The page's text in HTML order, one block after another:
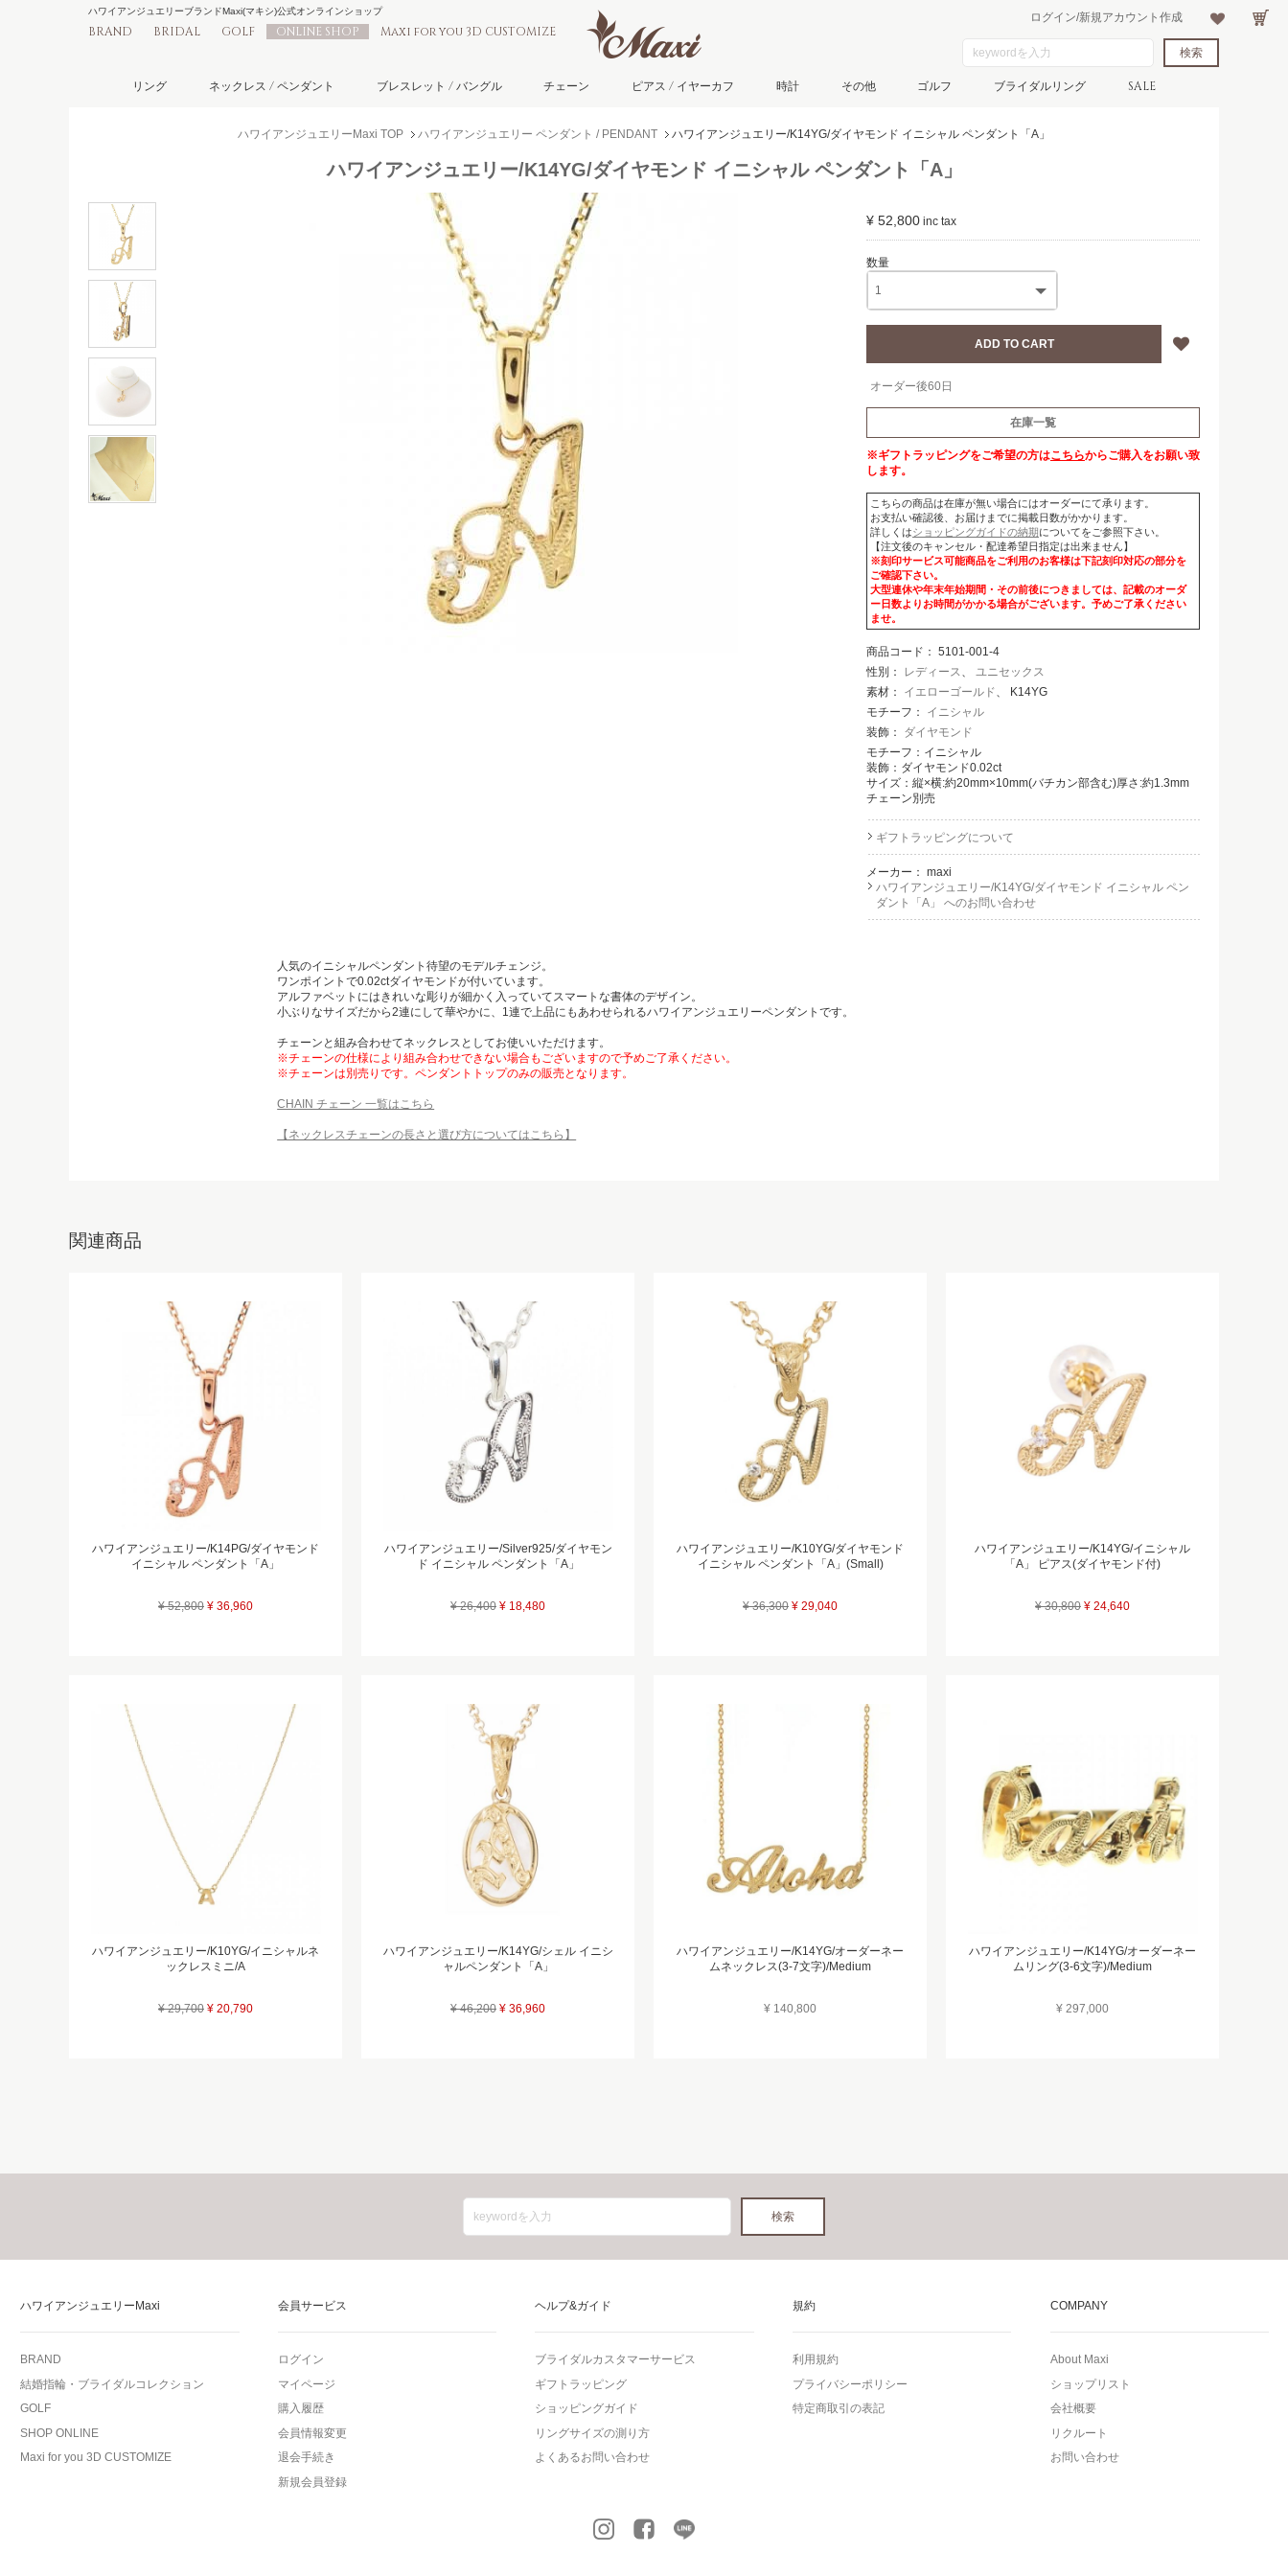
BRAND BRIDAL GOLF ONLINE SHOP Maxi for you 3D CUSTOMIZE
ハワイアンジュエリーブランドMaxi(マキシ)公式オンラインショップ
リング ネックレス / ペンダント ブレスレット / バングル チェーン ピアス / イヤーカフ 時計 その他 ゴルフ ブライダルリング SALE
ハワイアンジュエリーMaxi TOP ハワイアンジュエリー ペンダント / PENDANT ハワイアンジュエリー/K14YG/ダイヤモンド イニシャル ペンダント「A」
ハワイアンジュエリー/K14YG/ダイヤモンド イニシャル ペンダント「A」
¥ 52,800
オーダー後60日
在庫一覧
※ギフトラッピングをご希望の方はこちらからご購入をお願い致
します。
こちらの商品は在庫が無い場合にはオーダーにて承ります。
お支払い確認後、お届けまでに掲載日数がかかります。
詳しくはショッピングガイドの納期についてをご参照下さい。
【注文後のキャンセル・配達希望日指定は出来ません】
※刻印サービス可能商品をご利用のお客様は下記刻印対応の部分を
ご確認下さい。
大型連休や年末年始期間・その前後につきましては、記載のオーダ
ー日数よりお時間がかかる場合がございます。予めご了承ください
ませ。
商品コード： 5101-001-4
性別：
レディース、 ユニセックス
素材： イエローゴールド、 K14YG
モチーフ： イニシャル
装飾： ダイヤモンド
モチーフ：イニシャル
装飾：ダイヤモンド0.02ct
サイズ：縦×横:約20mm×10mm(バチカン部含む)厚さ:約1.3mm
チェーン別売
ギフトラッピングについて
メーカー： maxi
ハワイアンジュエリー/K14YG/ダイヤモンド イニシャル ペン
ダント「A」 へのお問い合わせ
人気のイニシャルペンダント待望のモデルチェンジ。
ワンポイントで0.02ctダイヤモンドが付いています。
アルファベットにはきれいな彫りが細かく入っていてスマートな書体のデザイン。
小ぶりなサイズだから2連にして華やかに、1連で上品にもあわせられるハワイアンジュエリーペンダントです。
チェーンと組み合わせてネックレスとしてお使いいただけます。
※チェーンの仕様により組み合わせできない場合もございますので予めご了承ください。
※チェーンは別売りです。ペンダントトップのみの販売となります。
CHAIN チェーン 一覧はこちら
【ネックレスチェーンの長さと選び方についてはこちら】
関連商品
ハワイアンジュエリー/K14PG/ダイヤモンド
イニシャル ペンダント「A」
¥ 52,800 ¥ 36,960
ハワイアンジュエリー/Silver925/ダイヤモン
ド イニシャル ペンダント「A」
¥ 26,400 ¥ 18,480
ハワイアンジュエリー/K10YG/ダイヤモンド
イニシャル ペンダント「A」(Small)
¥ 36,300 ¥ 29,040
ハワイアンジュエリー/K14YG/イニシャル
「A」 ピアス(ダイヤモンド付)
¥ 30,800 ¥ 24,640
ハワイアンジュエリー/K10YG/イニシャルネ
ックレスミニ/A
¥ 29,700 ¥ 20,790
ハワイアンジュエリー/K14YG/シェル イニシ
ャルペンダント「A」
¥ 46,200 ¥ 36,960
ハワイアンジュエリー/K14YG/オーダーネー
ムネックレス(3-7文字)/Medium
¥ 140,800
ハワイアンジュエリー/K14YG/オーダーネー
ムリング(3-6文字)/Medium
¥ 297,000
ハワイアンジュエリーMaxi
BRAND
結婚指輪・ブライダルコレクション
GOLF
SHOP ONLINE
Maxi for you 3D CUSTOMIZE
会員サービス
ログイン
マイページ
購入履歴
会員情報変更
退会手続き
新規会員登録
ヘルプ&ガイド
ブライダルカスタマーサービス
ギフトラッピング
ショッピングガイド
リングサイズの測り方
よくあるお問い合わせ
規約
利用規約
プライバシーポリシー
特定商取引の表記
COMPANY
About Maxi
ショップリスト
会社概要
リクルート
お問い合わせ
ログイン/新規アカウント作成